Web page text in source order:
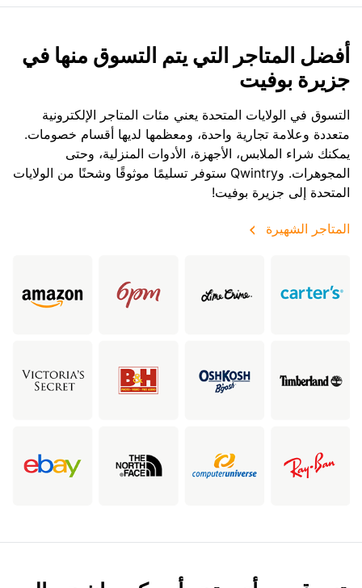
أفضل المتاجر التي يتم التسوق منها في
جزيرة بوفيت
التسوق في الولايات المتحدة يعني مئات المتاجر الإلكترونية
متعددة وعلامة تجارية واحدة، ومعظمها لديها أقسام خصومات.
يمكنك شراء الملابس، الأجهزة، الأدوات المنزلية، وحتى
المجوهرات. وQwintry ستوفر تسليمًا موثوقًا وشحنًا من الولايات
المتحدة إلى جزيرة بوفيت!
المتاجر الشهيرة